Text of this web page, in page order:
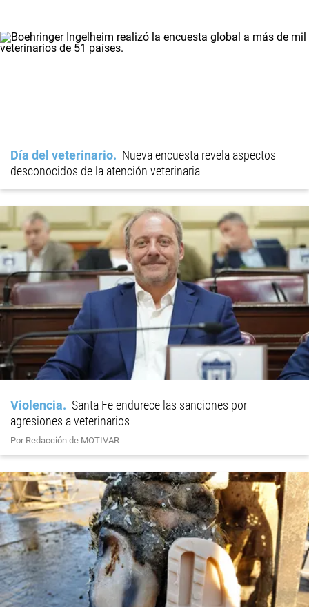
Día del veterinario
Nueva encuesta revela aspectos
desconocidos de la atención veterinaria
Violencia
Santa Fe endurece las sanciones por
agresiones a veterinarios
Por Redacción de MOTIVAR